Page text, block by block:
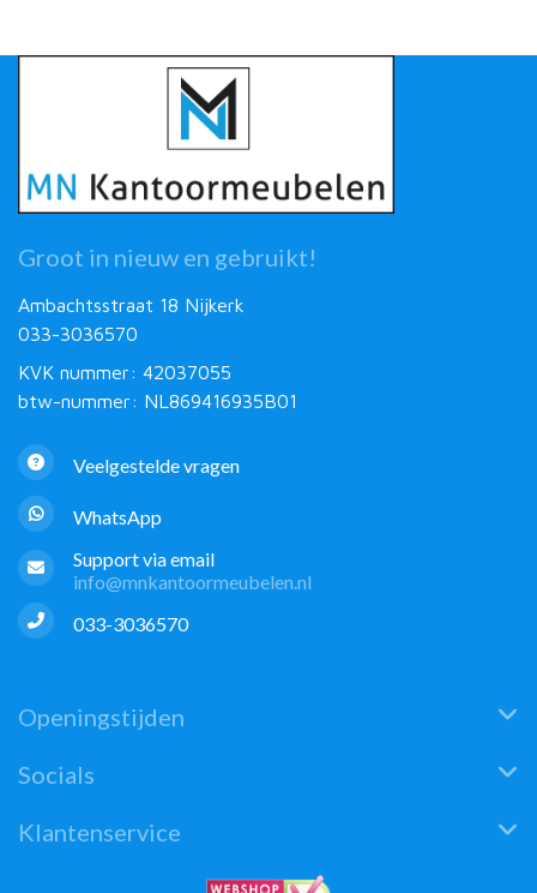
Groot in nieuw en gebruikt!
Ambachtsstraat 18 Nijkerk
033-3036570
KVK nummer: 42037055
btw-nummer: NL869416935B01
Veelgestelde vragen
WhatsApp
Support via email
info@mnkantoormeubelen.nl
033-3036570
Openingstijden
Socials
Klantenservice